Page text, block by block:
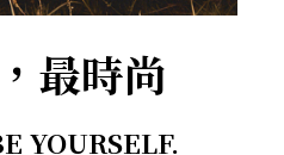
最時尚
YOURSELF.